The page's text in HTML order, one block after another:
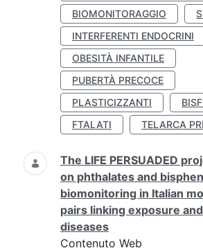
BIOMONITORAGGIO
INTERFERENTI ENDOCRINI
OBESITÀ INFANTILE
PUBERTÀ PRECOCE
PLASTICIZZANTI
FTALATI
TELARCA
The LIFE PERSUADED
on phthalates and
biomonitoring in Italian
pairs linking exposure
diseases
Contenuto Web